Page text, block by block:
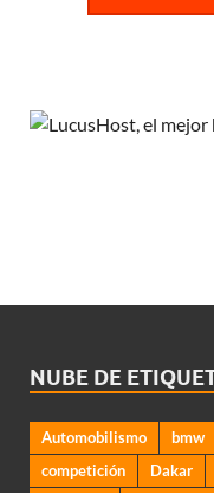
NUBE DE
Automobilismo bmw
competición
Dakar